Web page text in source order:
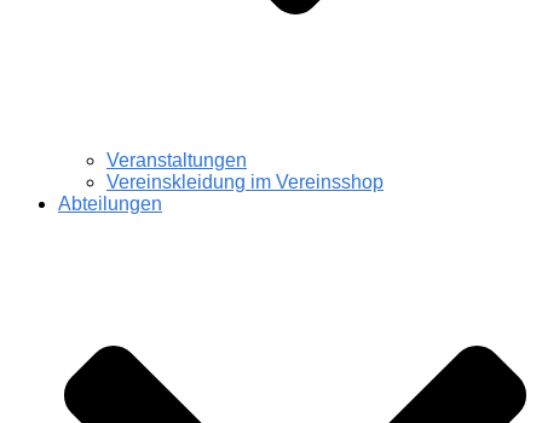
Veranstaltungen
Vereinskleidung im Vereinsshop
Abteilungen